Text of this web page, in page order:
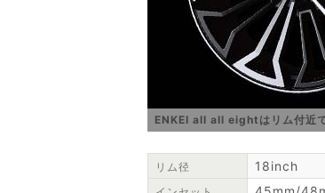
ENKEI all all eightはリム付近
リム径 18inch